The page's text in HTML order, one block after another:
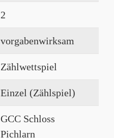
2
vorgabenwirksam
Zählwettspiel
Einzel (Zählspiel)
GCC Schloss
Pichlarn